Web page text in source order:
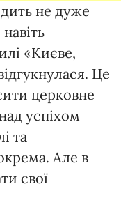
не дуже
«Києве,
Це
церковне
успіхом
та
Але в
свої